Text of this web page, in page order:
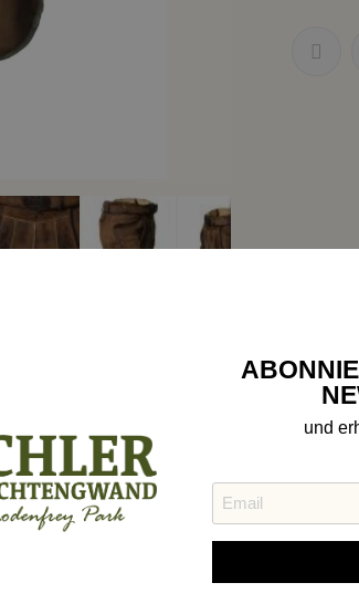
Richtig Tragen
und